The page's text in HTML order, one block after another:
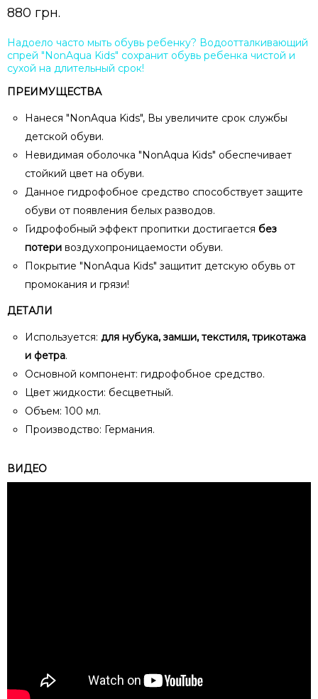
880 грн.
Надоело часто мыть обувь ребенку? Водоотталкивающий
спрей "NonAqua Kids" сохранит обувь ребенка чистой и
сухой на длительный срок!
ПРЕИМУЩЕСТВА
Нанеся "NonAqua Kids", Вы увеличите срок службы
детской обуви.
Невидимая оболочка "NonAqua Kids" обеспечивает
стойкий цвет на обуви.
Данное гидрофобное средство способствует защите
обуви от появления белых разводов.
Гидрофобный эффект пропитки достигается без
потери воздухопроницаемости обуви.
Покрытие "NonAqua Kids" защитит детскую обувь от
промокания и грязи!
ДЕТАЛИ
Используется: для нубука, замши, текстиля, трикотажа
и фетра.
Основной компонент: гидрофобное средство.
Цвет жидкости: бесцветный.
Объем: 100 мл.
Производство: Германия.
ВИДЕО